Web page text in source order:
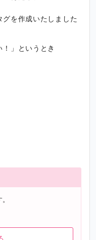
グを作成いたしました
！」というとき